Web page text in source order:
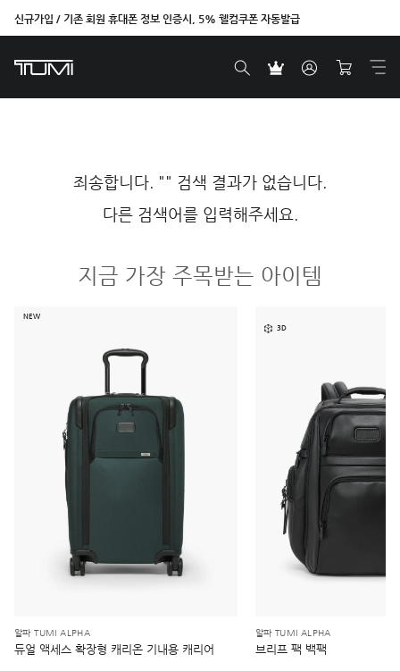
신규가입 / 기존 회원 휴대폰 정보 인증시, 5% 웰컴쿠폰 자동발급
죄송합니다. "" 검색 결과가 없습니다.
다른 검색어를 입력해주세요.
지금 가장 주목받는 아이템
NEW
알파 TUMI ALPHA
듀얼 액세스 확장형 캐리온 기내용 캐리어
3D
알파 TUMI ALPHA
브리프 팩 백팩